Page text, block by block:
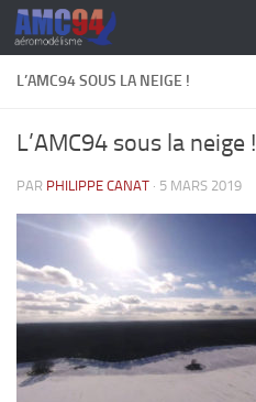
Skip to content
L’AMC94 SOUS LA NEIGE !
L’AMC94 sous la neige !
PAR PHILIPPE CANAT · 5 MARS 2019